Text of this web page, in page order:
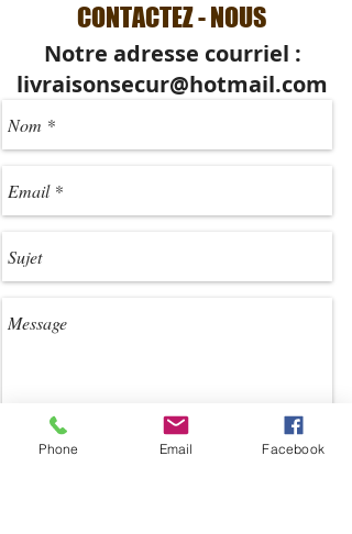
CONTACTEZ - NOUS
Notre adresse courriel :
livraisonsecur@hotmail.com
Envoyer
Phone Email Facebook